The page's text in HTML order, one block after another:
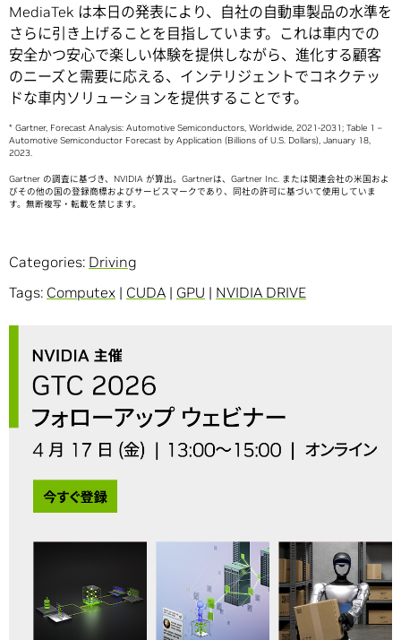
MediaTek は本日の発表により、自社の自動車製品の水準を
さらに引き上げることを目指しています。これは車内での
安全かつ安心で楽しい体験を提供しながら、進化する顧客
のニーズと需要に応える、インテリジェントでコネクテッ
ドな車内ソリューションを提供することです。
* Gartner, Forecast Analysis: Automotive Semiconductors, Worldwide, 2021-2031; Table 1 –
Automotive Semiconductor Forecast by Application (Billions of U.S. Dollars), January 18,
2023.
Gartner の調査に基づき、NVIDIA が算出。Gartnerは、Gartner Inc. または関連会社の米国およ
びその他の国の登録商標およびサービスマークであり、同社の許可に基づいて使用していま
す。無断複写・転載を禁じます。
Categories: Driving
Tags: Computex | CUDA | GPU | NVIDIA DRIVE